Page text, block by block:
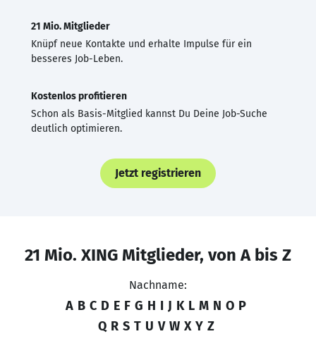
21 Mio. Mitglieder
Knüpf neue Kontakte und erhalte Impulse für ein
besseres Job-Leben.
Kostenlos profitieren
Schon als Basis-Mitglied kannst Du Deine Job-Suche
deutlich optimieren.
Jetzt registrieren
21 Mio. XING Mitglieder, von A bis Z
Nachname:
A B C D E F G H I J K L M N O P
Q R S T U V W X Y Z